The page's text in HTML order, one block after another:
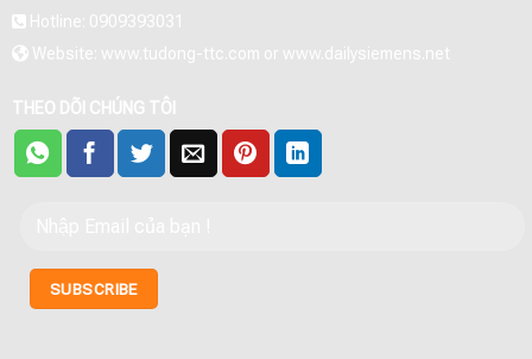
Hotline: 0909393031
Website: www.tudong-ttc.com or www.dailysiemens.net
THEO DÕI CHÚNG TÔI